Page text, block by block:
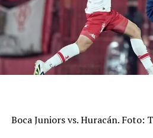
Boca Juniors vs. Huracán. Foto: